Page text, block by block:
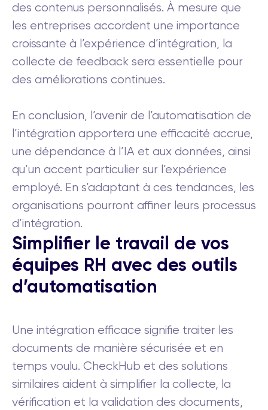
des contenus personnalisés. À mesure que
les entreprises accordent une importance
croissante à l’expérience d’intégration, la
collecte de feedback sera essentielle pour
des améliorations continues.
En conclusion, l’avenir de l’automatisation de
l’intégration apportera une efficacité accrue,
une dépendance à l’IA et aux données, ainsi
qu’un accent particulier sur l’expérience
employé. En s’adaptant à ces tendances, les
organisations pourront affiner leurs processus
d’intégration.
Simplifier le travail de vos
équipes RH avec des outils
d’automatisation
Une intégration efficace signifie traiter les
documents de manière sécurisée et en
temps voulu. CheckHub et des solutions
similaires aident à simplifier la collecte, la
vérification et la validation des documents,